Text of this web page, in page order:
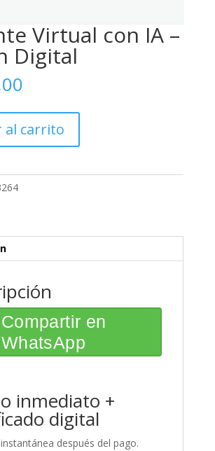
Virtual con IA –
Digital
al carrito
Compartir en
WhatsApp
inmediato +
digital
después del pago.